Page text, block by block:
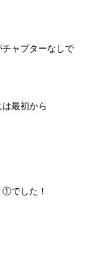
ャプターなしで
最初から
①でした！